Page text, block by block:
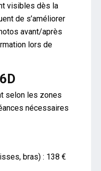
visibles dès la
de s’améliorer
avant/après
lors de
selon les zones
nécessaires
bras) : 138 €